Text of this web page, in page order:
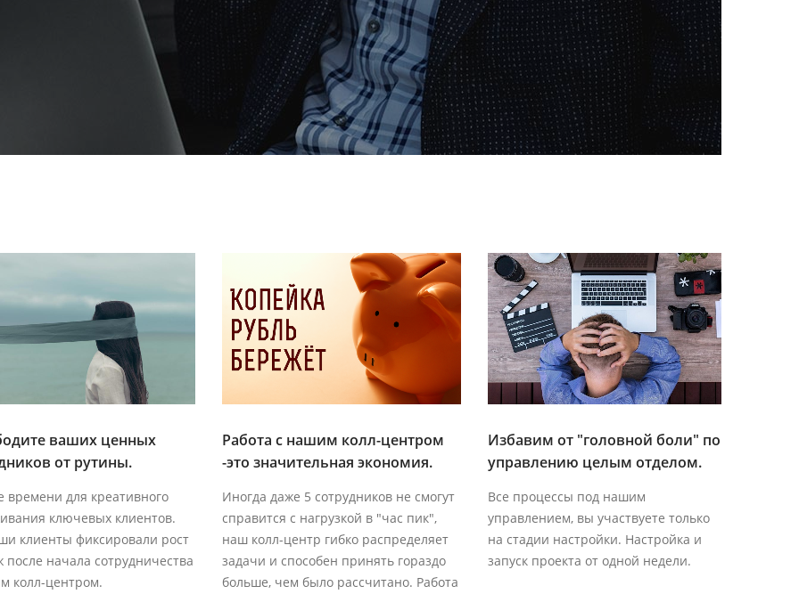
ваших ценных
от рутины.
времени для креативного
ключевых клиентов.
клиенты фиксировали рост
после начала сотрудничества
колл-центром.
Работа с нашим колл-центром
-это значительная экономия.
Иногда даже 5 сотрудников не смогут
справится с нагрузкой в "час пик",
наш колл-центр гибко распределяет
задачи и способен принять гораздо
больше, чем было рассчитано. Работа
Избавим от "головной боли" по
управлению целым отделом.
Все процессы под нашим
управлением, вы участвуете только
на стадии настройки. Настройка и
запуск проекта от одной недели.